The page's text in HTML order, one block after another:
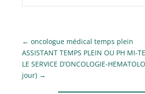
← oncologue médical temps plein
ASSISTANT TEMPS PLEIN OU PH MI-
LE SERVICE D’ONCOLOGIE-
jour) →